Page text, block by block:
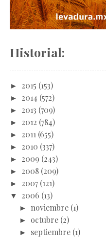
Historial:
► 2015 (153)
► 2014 (572)
► 2013 (709)
► 2012 (784)
► 2011 (655)
► 2010 (337)
► 2009 (243)
► 2008 (209)
► 2007 (121)
▼ 2006 (13)
► noviembre (1)
► octubre (2)
► septiembre (1)